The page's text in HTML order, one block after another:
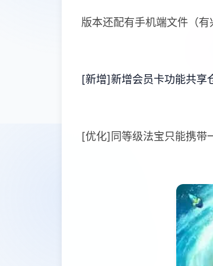
版本还配有手机端文件（有
[新增]新增会员卡功能共享
[优化]同等级法宝只能携带